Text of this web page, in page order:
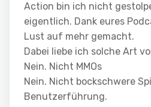
Action bin ich nicht
eigentlich. Dank eures
Lust auf mehr gemacht.
Dabei liebe ich solche Art
Nein. Nicht MMOs
Nein. Nicht bockschwere
Benutzerführung.